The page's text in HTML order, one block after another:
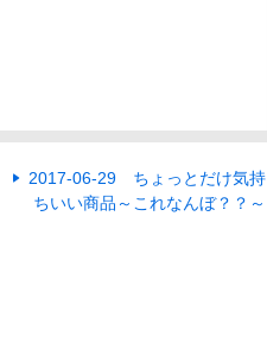
2017-06-29 ちょっとだけ気持
ちいい商品～これなんぼ？？～